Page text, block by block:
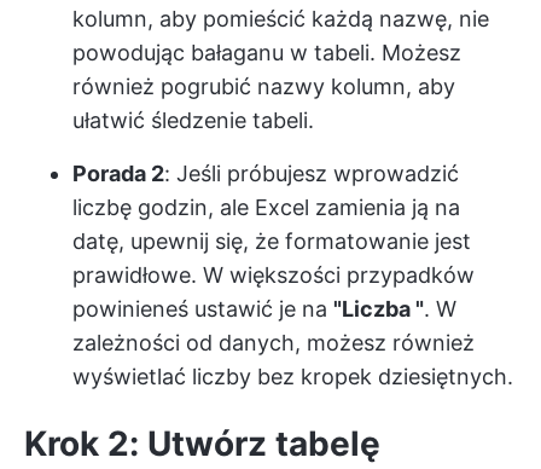
kolumn, aby pomieścić każdą nazwę, nie
powodując bałaganu w tabeli. Możesz
również pogrubić nazwy kolumn, aby
ułatwić śledzenie tabeli.
Porada 2: Jeśli próbujesz wprowadzić
liczbę godzin, ale Excel zamienia ją na
datę, upewnij się, że formatowanie jest
prawidłowe. W większości przypadków
powinieneś ustawić je na "Liczba ". W
zależności od danych, możesz również
wyświetlać liczby bez kropek dziesiętnych.
Krok 2: Utwórz tabelę